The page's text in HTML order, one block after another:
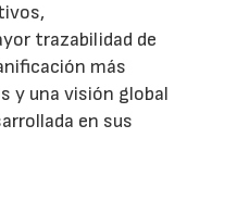
trazabilidad de
más
y una visión global
en sus